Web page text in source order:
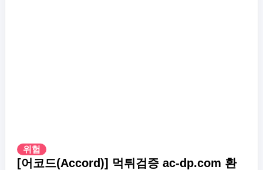
위험
[어코드(Accord)] 먹튀검증 ac-dp.com 환